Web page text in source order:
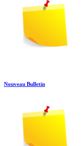
Nouveau Bulletin